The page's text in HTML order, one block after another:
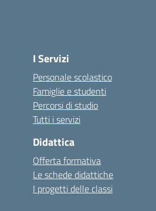
I Servizi
Personale scolastico
Famiglie e studenti
Percorsi di studio
Tutti i servizi
Didattica
Offerta formativa
Le schede didattiche
I progetti delle classi